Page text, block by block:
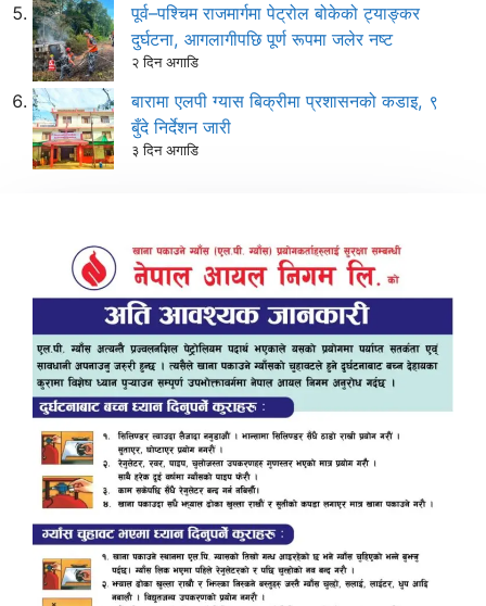
पूर्व–पश्चिम राजमार्गमा पेट्रोल बोकेको ट्याङ्कर
दुर्घटना, आगलागीपछि पूर्ण रूपमा जलेर नष्ट
२ दिन अगाडि
बारामा एलपी ग्यास बिक्रीमा प्रशासनको कडाइ, ९
बुँदे निर्देशन जारी
३ दिन अगाडि